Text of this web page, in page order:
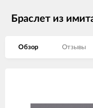
Браслет из
Обзор Отзывы